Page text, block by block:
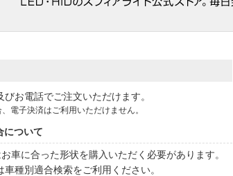
お電話でご注文いただけます。
電子決済はご利用いただけません。
について
車に合った形状を購入いただく必要があります。
種別適合検索をご利用ください。